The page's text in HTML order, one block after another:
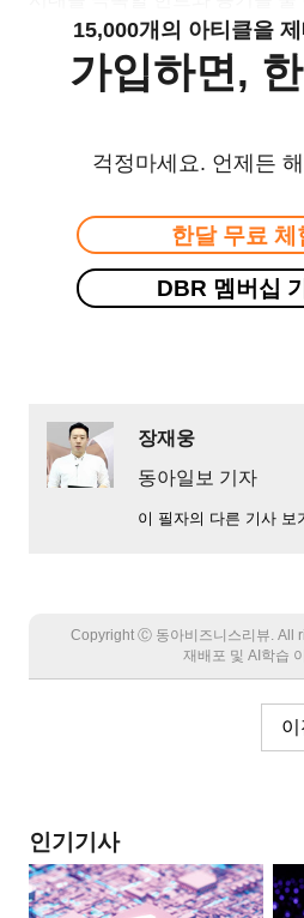
15,000개의 아티클을
가입하면,
걱정마세요. 언제든
한달 무료 체
DBR 멤버십
장재웅
동아일보 기자
이 필자의 다른 기사 보
Copyright Ⓒ 동아비즈니스리뷰. All
재배포 및 AI학습
이
인기기사